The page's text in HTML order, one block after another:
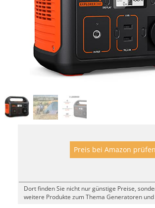
Preis bei Amazon prüfen
Dort finden Sie nicht nur günstige Preise,
weitere Produkte zum Thema Generatoren